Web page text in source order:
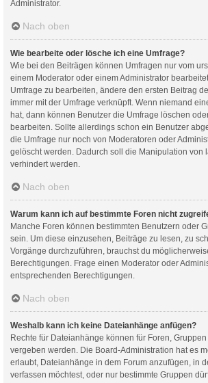
Administrator.
Nach oben
Wie bearbeite oder lösche ich eine Umfrage?
Wie bei den Beiträgen können Umfragen nur vom
einem Moderator oder einem Administrator
Umfrage zu bearbeiten, ändere den ersten Beitrag
immer mit der Umfrage verknüpft. Wenn niemand
hat, dann können Benutzer die Umfrage löschen
bearbeiten. Sollte allerdings schon ein Benutzer
die Umfrage nur noch von Moderatoren oder
gelöscht werden. Dadurch soll die Manipulation von
verhindert werden.
Nach oben
Warum kann ich auf bestimmte Foren nicht
Manche Foren können bestimmten Benutzern oder
sein. Um diese einzusehen, Beiträge zu lesen, zu
Vorgänge durchzuführen, brauchst du
Berechtigungen. Frage einen Moderator oder
entsprechenden Berechtigungen.
Nach oben
Weshalb kann ich keine Dateianhänge anfügen?
Rechte für Dateianhänge können für Foren,
vergeben werden. Die Board-Administration hat es
erlaubt, Dateianhänge in dem Forum anzufügen, in
verfassen möchtest, oder nur bestimmte Gruppen